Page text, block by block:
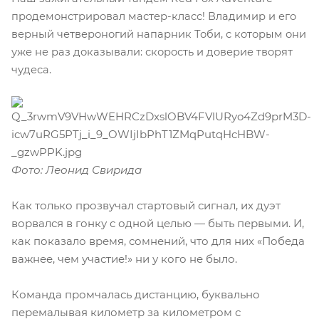
продемонстрировал мастер-класс! Владимир и его
верный четвероногий напарник Тоби, с которым они
уже не раз доказывали: скорость и доверие творят
чудеса.
Фото: Леонид Свирида
Как только прозвучал стартовый сигнал, их дуэт
ворвался в гонку с одной целью — быть первыми. И,
как показало время, сомнений, что для них «Победа
важнее, чем участие!» ни у кого не было.
Команда промчалась дистанцию, буквально
перемалывая километр за километром с